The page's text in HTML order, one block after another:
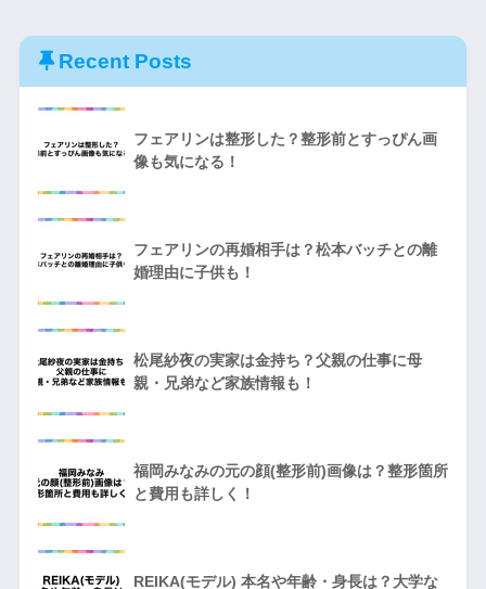
Recent Posts
フェアリンは整形した？整形前とすっぴん画
像も気になる！
フェアリンの再婚相手は？松本バッチとの離
婚理由に子供も！
松尾紗夜の実家は金持ち？父親の仕事に母
親・兄弟など家族情報も！
福岡みなみの元の顔(整形前)画像は？整形箇所
と費用も詳しく！
REIKA(モデル) 本名や年齢・身長は？大学な